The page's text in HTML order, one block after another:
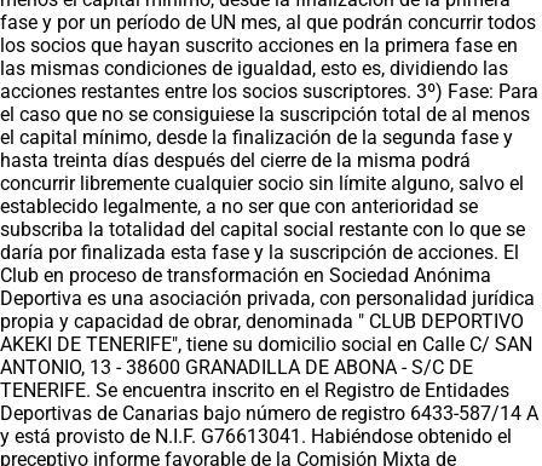
fase y por un período de UN mes, al que podrán concurrir todos
los socios que hayan suscrito acciones en la primera fase en
las mismas condiciones de igualdad, esto es, dividiendo las
acciones restantes entre los socios suscriptores. 3º) Fase: Para
el caso que no se consiguiese la suscripción total de al menos
el capital mínimo, desde la finalización de la segunda fase y
hasta treinta días después del cierre de la misma podrá
concurrir libremente cualquier socio sin límite alguno, salvo el
establecido legalmente, a no ser que con anterioridad se
subscriba la totalidad del capital social restante con lo que se
daría por finalizada esta fase y la suscripción de acciones. El
Club en proceso de transformación en Sociedad Anónima
Deportiva es una asociación privada, con personalidad jurídica
propia y capacidad de obrar, denominada " CLUB DEPORTIVO
AKEKI DE TENERIFE", tiene su domicilio social en Calle C/ SAN
ANTONIO, 13 - 38600 GRANADILLA DE ABONA - S/C DE
TENERIFE. Se encuentra inscrito en el Registro de Entidades
Deportivas de Canarias bajo número de registro 6433-587/14 A
y está provisto de N.I.F. G76613041. Habiéndose obtenido el
preceptivo informe favorable de la Comisión Mixta de